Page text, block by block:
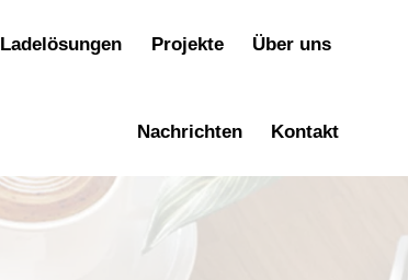
Ladelösungen Projekte Über uns
Nachrichten Kontakt